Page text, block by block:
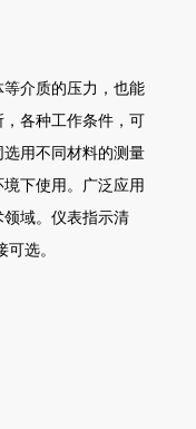
介质的压力，也能
各种工作条件，可
用不同材料的测量
下使用。广泛应用
域。仪表指示清
选。